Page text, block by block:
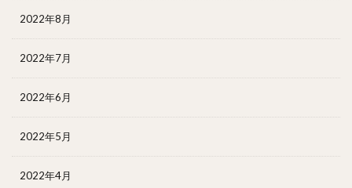
2022年8月
2022年7月
2022年6月
2022年5月
2022年4月